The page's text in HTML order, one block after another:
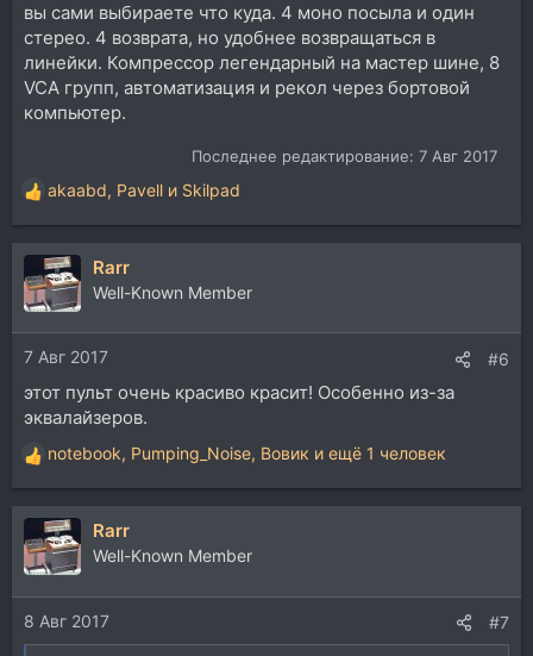
вы сами выбираете что куда. 4 моно посыла и один
стерео. 4 возврата, но удобнее возвращаться в
линейки. Компрессор легендарный на мастер шине, 8
VCA групп, автоматизация и рекол через бортовой
компьютер.
Последнее редактирование: 7 Авг 2017
Р
е
а
ц
и
и
:
akaabd, Pavell и Skilpad
Rarr
Well-Known Member
7 Авг 2017 #6
этот пульт очень красиво красит! Особенно из-за
эквалайзеров.
Р
е
а
ц
и
и
:
notebook, Pumping_Noise, Вовик и ещё 1 человек
Rarr
Well-Known Member
8 Авг 2017 #7